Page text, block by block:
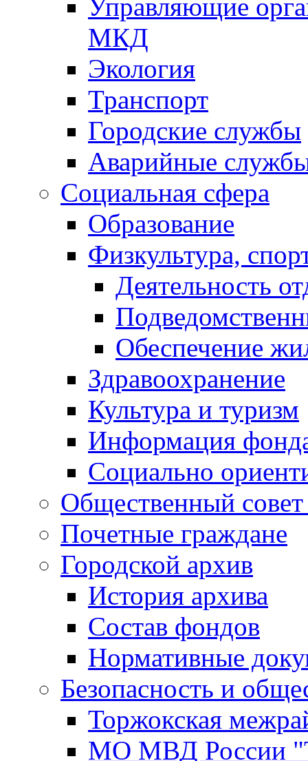
Управляющие
МКД
Экология
Транспорт
Городские службы
Аварийные
Социальная сфера
Образование
Физкультура,
Деятельность
Обеспечение
Здравоохранение
Культура и туризм
Информация
Социально
Общественный
Почетные граждане
Городской архив
История архива
Состав фондов
Нормативные
Безопасность и
Торжокская
МО МВД России